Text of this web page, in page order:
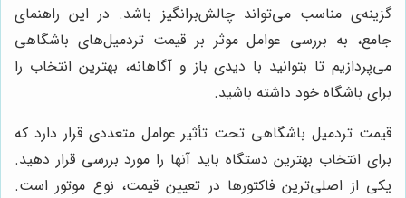
گزینه‌ی مناسب می‌تواند چالش‌برانگیز باشد. در این راهنمای
جامع، به بررسی عوامل موثر بر قیمت تردمیل‌های باشگاهی
می‌پردازیم تا بتوانید با دیدی باز و آگاهانه، بهترین انتخاب را
برای باشگاه خود داشته باشید.
قیمت تردمیل باشگاهی تحت تأثیر عوامل متعددی قرار دارد که
برای انتخاب بهترین دستگاه باید آنها را مورد بررسی قرار دهید.
یکی از اصلی‌ترین فاکتورها در تعیین قیمت، نوع موتور است.